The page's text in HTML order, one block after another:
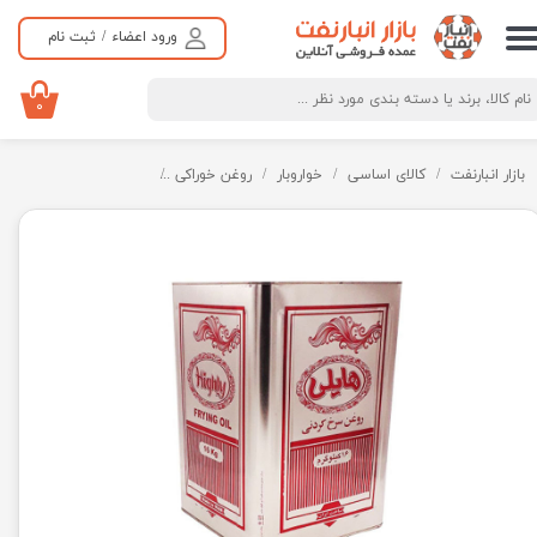
ورود اعضاء / ثبت نام
حساب کاربری من
تغییر گذر واژه
سفارشات
خروج از حساب کاربری
۰
بازار انبارنفت کالای اساسی خواروبار روغن خوراکی